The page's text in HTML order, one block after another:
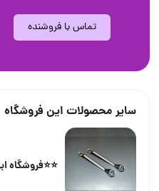
تماس با فروشنده
سایر محصولات این فروشگاه
⭐️⭐️فروشگاه